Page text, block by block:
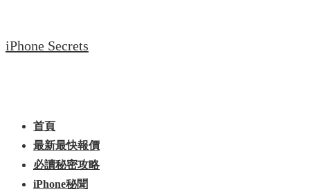
to
iPhone Secrets
Navigation
首頁
最新最快報價
必讀秘密攻略
iPhone秘聞